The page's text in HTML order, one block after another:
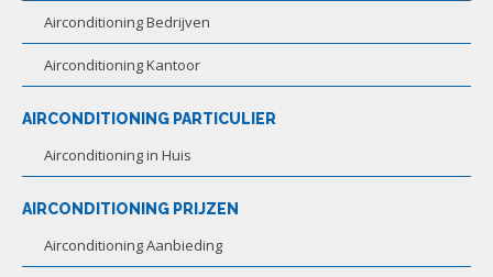
Airconditioning Bedrijven
Airconditioning Kantoor
AIRCONDITIONING PARTICULIER
Airconditioning in Huis
AIRCONDITIONING PRIJZEN
Airconditioning Aanbieding